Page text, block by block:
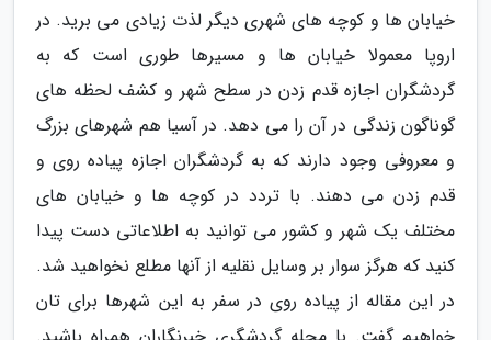
خیابان ها و کوچه های شهری دیگر لذت زیادی می برید. در
اروپا معمولا خیابان ها و مسیرها طوری است که به
گردشگران اجازه قدم زدن در سطح شهر و کشف لحظه های
گوناگون زندگی در آن را می دهد. در آسیا هم شهرهای بزرگ
و معروفی وجود دارند که به گردشگران اجازه پیاده روی و
قدم زدن می دهند. با تردد در کوچه ها و خیابان های
مختلف یک شهر و کشور می توانید به اطلاعاتی دست پیدا
کنید که هرگز سوار بر وسایل نقلیه از آنها مطلع نخواهید شد.
در این مقاله از پیاده روی در سفر به این شهرها برای تان